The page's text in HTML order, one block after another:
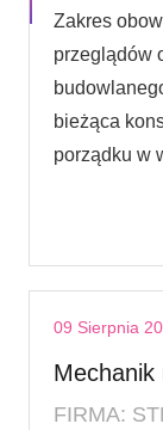
Zakres
przeglądów
bieżąca
porządku w
09 Sierpnia
Mechanik
FIRMA: